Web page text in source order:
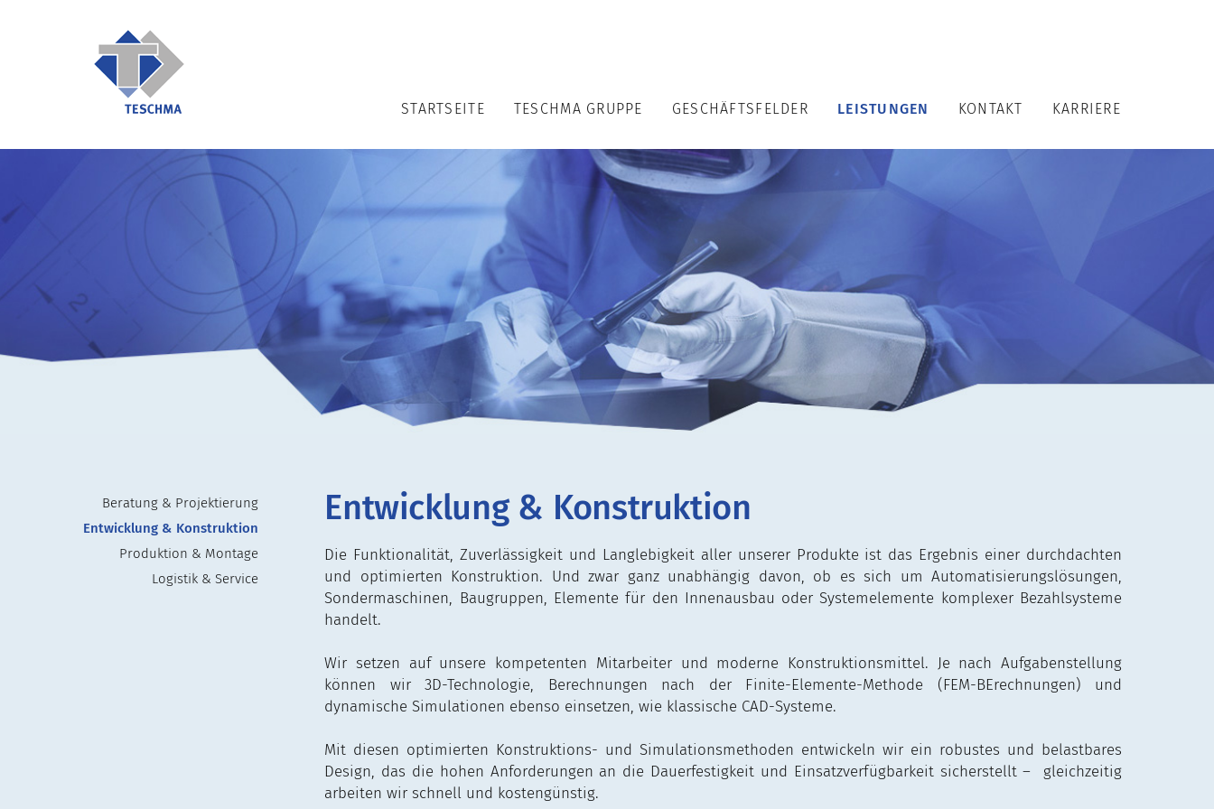
STARTSEITE TESCHMA GRUPPE GESCHÄFTSFELDER LEISTUNGEN KONTAKT KARRIERE
Beratung & Projektierung
Entwicklung & Konstruktion
Produktion & Montage
Logistik & Service
Entwicklung & Konstruktion
Die Funktionalität, Zuverlässigkeit und Langlebigkeit aller unserer Produkte ist das Ergebnis einer durchdachten
und optimierten Konstruktion. Und zwar ganz unabhängig davon, ob es sich um Automatisierungslösungen,
Sondermaschinen, Baugruppen, Elemente für den Innenausbau oder Systemelemente komplexer Bezahlsysteme
handelt.
Wir setzen auf unsere kompetenten Mitarbeiter und moderne Konstruktionsmittel. Je nach Aufgabenstellung
können wir 3D-Technologie, Berechnungen nach der Finite-Elemente-Methode (FEM-BErechnungen) und
dynamische Simulationen ebenso einsetzen, wie klassische CAD-Systeme.
Mit diesen optimierten Konstruktions- und Simulationsmethoden entwickeln wir ein robustes und belastbares
Design, das die hohen Anforderungen an die Dauerfestigkeit und Einsatzverfügbarkeit sicherstellt – gleichzeitig
arbeiten wir schnell und kostengünstig.